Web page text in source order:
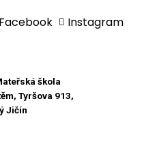
Facebook Instagram
škola
Tyršova 913,
Jičín